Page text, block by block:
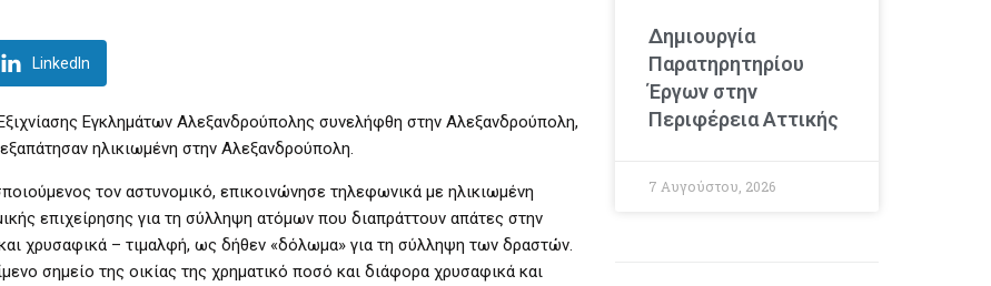
LinkedIn
Εγκλημάτων Αλεξανδρούπολης συνελήφθη στην Αλεξανδρούπολη,
ηλικιωμένη στην Αλεξανδρούπολη.
τον αστυνομικό, επικοινώνησε τηλεφωνικά με ηλικιωμένη
επιχείρησης για τη σύλληψη ατόμων που διαπράττουν απάτες στην
χρυσαφικά – τιμαλφή, ως δήθεν «δόλωμα» για τη σύλληψη των δραστών.
σημείο της οικίας της χρηματικό ποσό και διάφορα χρυσαφικά και
Δημιουργία
Παρατηρητηρίου
Έργων στην
Περιφέρεια Αττικής
7 Αυγούστου, 2026